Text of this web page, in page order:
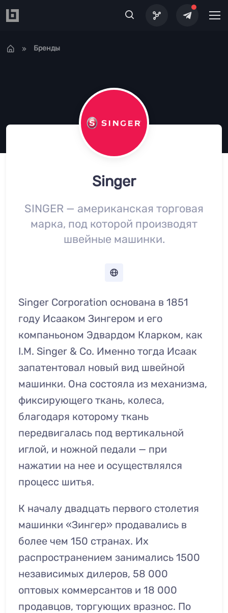
Бренды
Singer
SINGER — американская торговая
марка, под которой производят
швейные машинки.
Singer Corporation основана в 1851
году Исааком Зингером и его
компаньоном Эдвардом Кларком, как
I.M. Singer & Co. Именно тогда Исаак
запатентовал новый вид швейной
машинки. Она состояла из механизма,
фиксирующего ткань, колеса,
благодаря которому ткань
передвигалась под вертикальной
иглой, и ножной педали — при
нажатии на нее и осуществлялся
процесс шитья.
К началу двадцать первого столетия
машинки «Зингер» продавались в
более чем 150 странах. Их
распространением занимались 1500
независимых дилеров, 58 000
оптовых коммерсантов и 18 000
продавцов, торгующих вразнос. По